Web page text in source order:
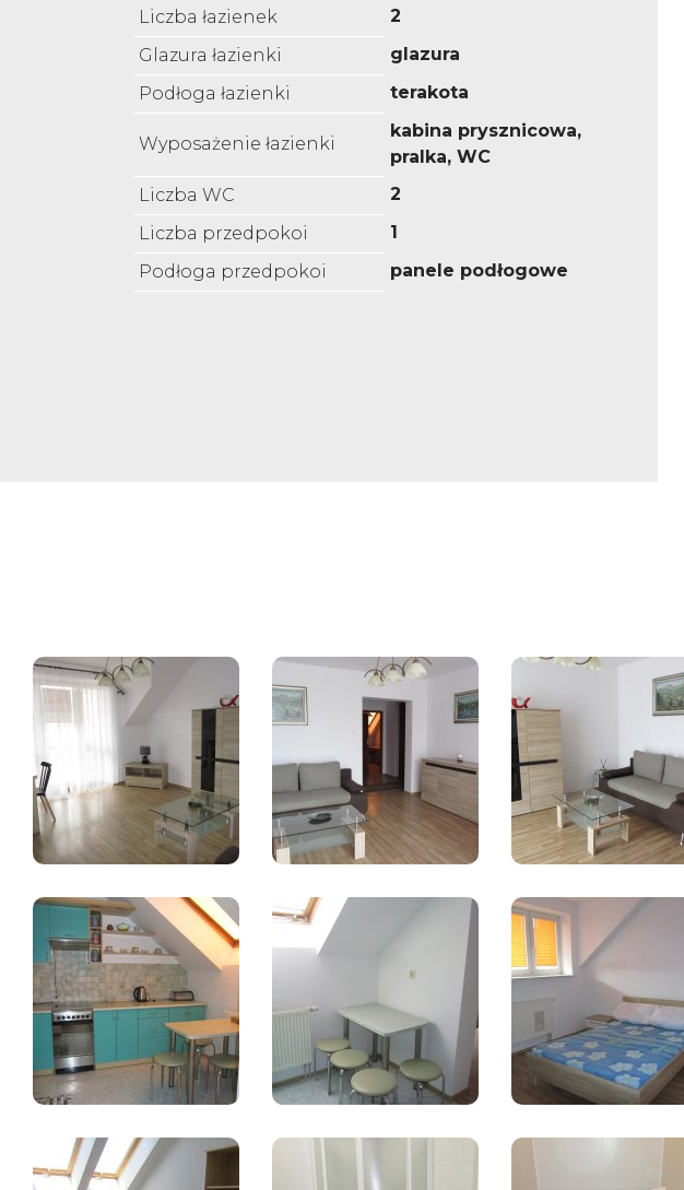
Liczba łazienek
2
Glazura łazienki
glazura
Podłoga łazienki
terakota
Wyposażenie łazienki
kabina prysznicowa,
pralka, WC
Liczba WC
2
Liczba przedpokoi
1
Podłoga przedpokoi
panele podłogowe